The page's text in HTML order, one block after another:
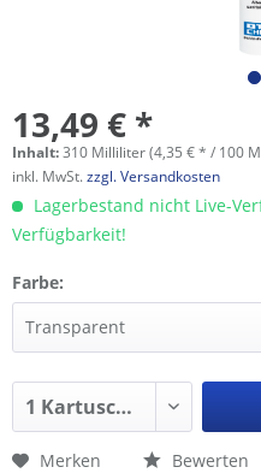
13,49 € *
Inhalt:310 Milliliter (4,35 € * / 100
inkl. MwSt.zzgl. Versandkosten
Lagerbestand nicht Live-
Verfügbarkeit!
Farbe:
Merken Bewerten